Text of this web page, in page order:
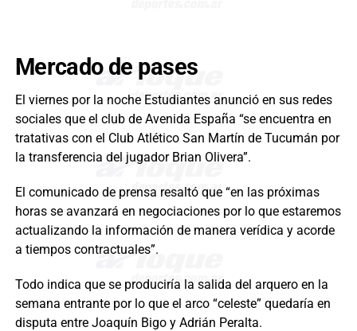
Mercado de pases
El viernes por la noche Estudiantes anunció en sus redes
sociales que el club de Avenida España “se encuentra en
tratativas con el Club Atlético San Martín de Tucumán por
la transferencia del jugador Brian Olivera”.
El comunicado de prensa resaltó que “en las próximas
horas se avanzará en negociaciones por lo que estaremos
actualizando la información de manera verídica y acorde
a tiempos contractuales”.
Todo indica que se produciría la salida del arquero en la
semana entrante por lo que el arco “celeste” quedaría en
disputa entre Joaquín Bigo y Adrián Peralta.